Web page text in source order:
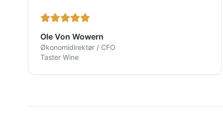
Ole Von Wowern
Økonomidirektør / CFO
Taster Wine